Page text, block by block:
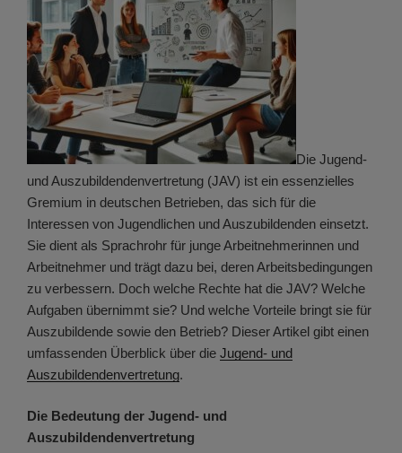
Die Jugend-
und Auszubildendenvertretung (JAV) ist ein essenzielles
Gremium in deutschen Betrieben, das sich für die
Interessen von Jugendlichen und Auszubildenden einsetzt.
Sie dient als Sprachrohr für junge Arbeitnehmerinnen und
Arbeitnehmer und trägt dazu bei, deren Arbeitsbedingungen
zu verbessern. Doch welche Rechte hat die JAV? Welche
Aufgaben übernimmt sie? Und welche Vorteile bringt sie für
Auszubildende sowie den Betrieb? Dieser Artikel gibt einen
umfassenden Überblick über die Jugend- und
Auszubildendenvertretung.
Die Bedeutung der Jugend- und
Auszubildendenvertretung